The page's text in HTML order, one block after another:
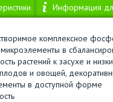
Информация
комплексное
в
растений к засухе и
и овощей,
в доступной форме